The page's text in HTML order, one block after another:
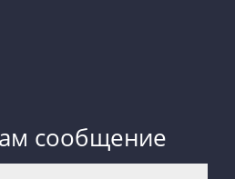
сообщение